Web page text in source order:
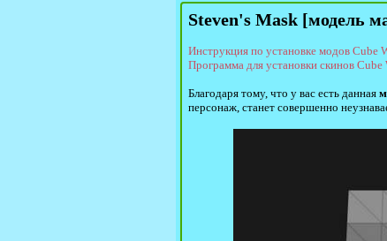
Steven's Mask [модель
Инструкция по установке модов Cube
Программа для установки скинов Cube
Благодаря тому, что у вас есть данная
персонаж, станет совершенно